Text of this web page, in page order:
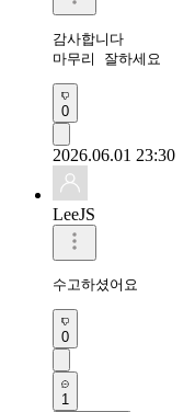
감사합니다
마무리 잘하세요
0
2026.06.01 23:30
LeeJS
수고하셨어요
0
1